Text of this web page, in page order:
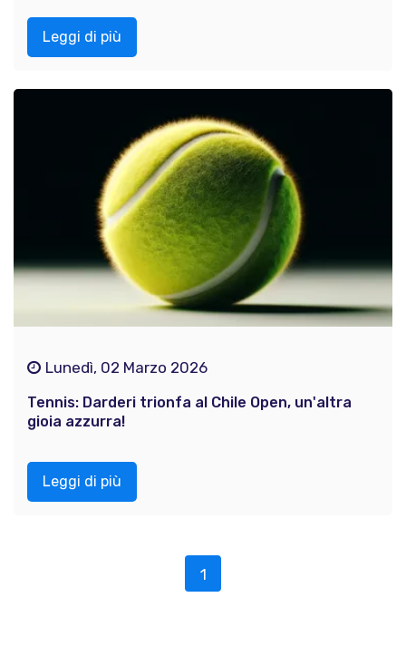
Leggi di più
Lunedì, 02 Marzo 2026
Tennis: Darderi trionfa al Chile Open, un'altra
gioia azzurra!
Leggi di più
1